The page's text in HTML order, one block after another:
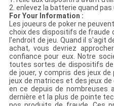
2. enlevez la batterie quand pas
For Your Information :
Les joueurs de poker ne
choix des dispositifs de fraude
l'endroit de jeu. Quand il s'agit
achat, vous devriez
confiance pour eux. Notre
toutes sortes de dispositifs
de jouer, y compris des jeux de
jeux de matrices et des jeux
en ce depuis de nombreuses
dernière et la plus de pointe